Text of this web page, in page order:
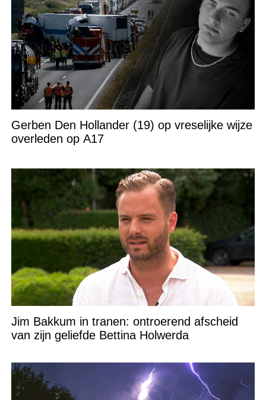
Gerben Den Hollander (19) op vreselijke wijze
overleden op A17
Jim Bakkum in tranen: ontroerend afscheid
van zijn geliefde Bettina Holwerda